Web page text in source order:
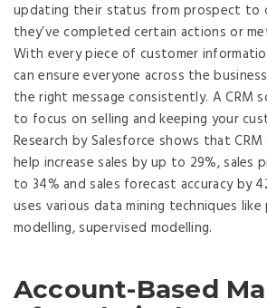
updating their status from prospect to
they’ve completed certain actions or
With every piece of customer
can ensure everyone across the
the right message consistently. A CRM
to focus on selling and keeping your
Research by Salesforce shows that
help increase sales by up to 29%, sales
to 34% and sales forecast accuracy by
uses various data mining techniques
modelling, supervised modelling.
Account-Based